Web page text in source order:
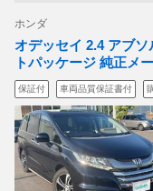
ホンダ
オデッセイ 2.4 アブ
トパッケージ 純正メ
保証付 車両品質保証書付